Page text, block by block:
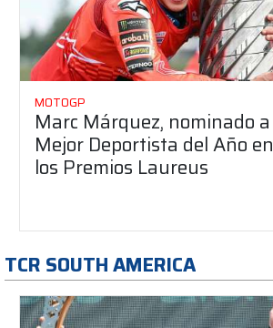
MOTOGP
Marc Márquez, nominado a
Mejor Deportista del Año en
los Premios Laureus
TCR SOUTH AMERICA